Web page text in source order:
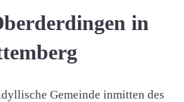
in
Gemeinde inmitten des